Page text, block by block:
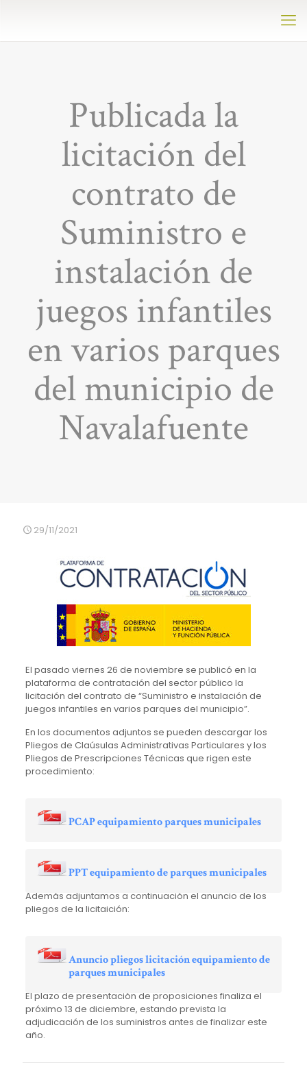
Publicada la
licitación del
contrato de
Suministro e
instalación de
juegos infantiles
en varios parques
del municipio de
Navalafuente
29/11/2021
El pasado viernes 26 de noviembre se publicó en la
plataforma de contratación del sector público la
licitación del contrato de “Suministro e instalación de
juegos infantiles en varios parques del municipio”.
En los documentos adjuntos se pueden descargar los
Pliegos de Claúsulas Administrativas Particulares y los
Pliegos de Prescripciones Técnicas que rigen este
procedimiento:
PCAP equipamiento parques municipales
PPT equipamiento de parques municipales
Además adjuntamos a continuación el anuncio de los
pliegos de la licitaición:
Anuncio pliegos licitación equipamiento de
parques municipales
El plazo de presentación de proposiciones finaliza el
próximo 13 de diciembre, estando prevista la
adjudicación de los suministros antes de finalizar este
año.